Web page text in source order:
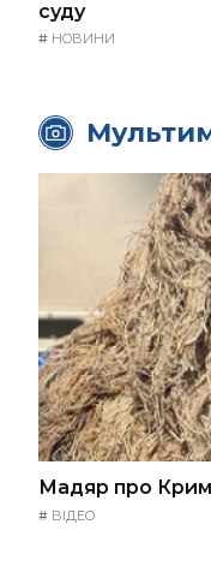
суду
# НОВИНИ
Мадяр про
# ВІДЕО